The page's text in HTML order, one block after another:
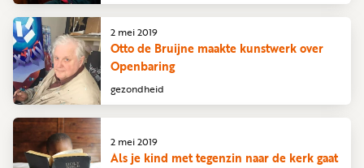
gezondheid
Otto de Bruijne maakte kunstwerk over
Openbaring
2 mei 2019
Als je kind met tegenzin naar de kerk gaat
2 mei 2019